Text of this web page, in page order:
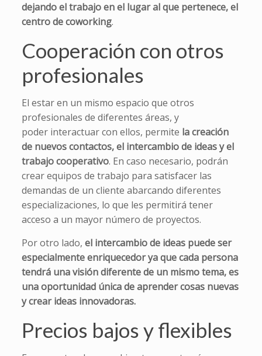
dejando el trabajo en el lugar al que pertenece, el
centro de coworking.
Cooperación con otros
profesionales
El estar en un mismo espacio que otros
profesionales de diferentes áreas, y
poder interactuar con ellos, permite la creación
de nuevos contactos, el intercambio de ideas y el
trabajo cooperativo. En caso necesario, podrán
crear equipos de trabajo para satisfacer las
demandas de un cliente abarcando diferentes
especializaciones, lo que les permitirá tener
acceso a un mayor número de proyectos.
Por otro lado, el intercambio de ideas puede ser
especialmente enriquecedor ya que cada persona
tendrá una visión diferente de un mismo tema, es
una oportunidad única de aprender cosas nuevas
y crear ideas innovadoras.
Precios bajos y flexibles